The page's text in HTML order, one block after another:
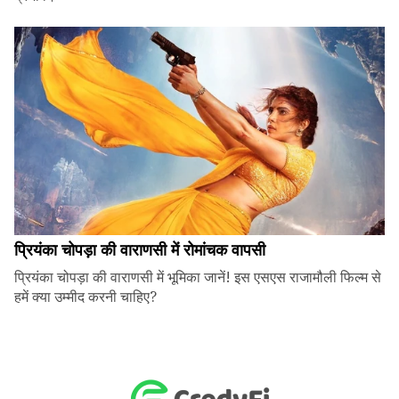
प्रियंका चोपड़ा की वाराणसी में रोमांचक वापसी
प्रियंका चोपड़ा की वाराणसी में भूमिका जानें! इस एसएस राजामौली फिल्म से
हमें क्या उम्मीद करनी चाहिए?